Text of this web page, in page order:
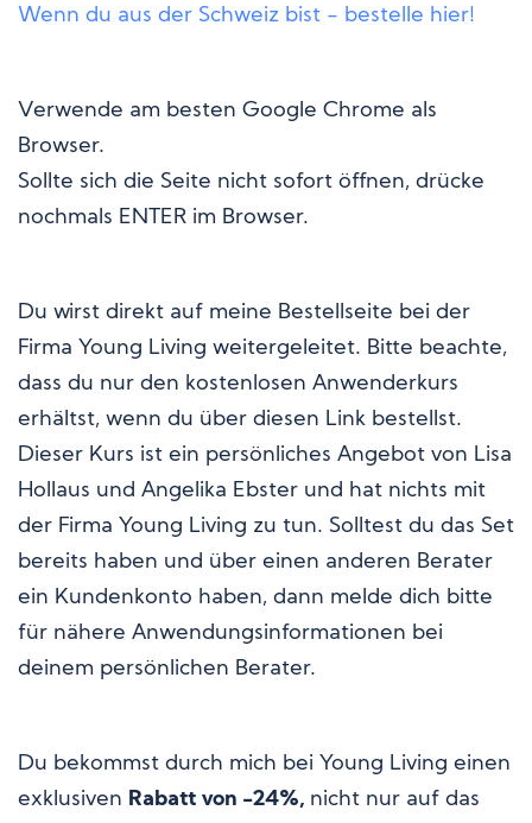
Wenn du aus der Schweiz bist - bestelle hier!
Verwende am besten Google Chrome als
Browser.
Sollte sich die Seite nicht sofort öffnen, drücke
nochmals ENTER im Browser.
Du wirst direkt auf meine Bestellseite bei der
Firma Young Living weitergeleitet. Bitte beachte,
dass du nur den kostenlosen Anwenderkurs
erhältst, wenn du über diesen Link bestellst.
Dieser Kurs ist ein persönliches Angebot von Lisa
Hollaus und Angelika Ebster und hat nichts mit
der Firma Young Living zu tun. Solltest du das Set
bereits haben und über einen anderen Berater
ein Kundenkonto haben, dann melde dich bitte
für nähere Anwendungsinformationen bei
deinem persönlichen Berater.
Du bekommst durch mich bei Young Living einen
exklusiven Rabatt von -24%, nicht nur auf das